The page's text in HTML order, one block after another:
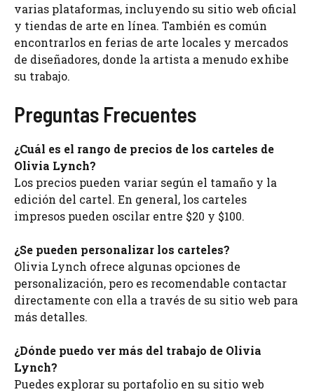
varias plataformas, incluyendo su sitio web oficial
y tiendas de arte en línea. También es común
encontrarlos en ferias de arte locales y mercados
de diseñadores, donde la artista a menudo exhibe
su trabajo.
Preguntas Frecuentes
¿Cuál es el rango de precios de los carteles de
Olivia Lynch?
Los precios pueden variar según el tamaño y la
edición del cartel. En general, los carteles
impresos pueden oscilar entre $20 y $100.
¿Se pueden personalizar los carteles?
Olivia Lynch ofrece algunas opciones de
personalización, pero es recomendable contactar
directamente con ella a través de su sitio web para
más detalles.
¿Dónde puedo ver más del trabajo de Olivia
Lynch?
Puedes explorar su portafolio en su sitio web